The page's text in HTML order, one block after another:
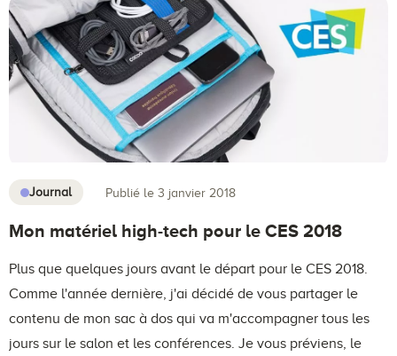
Journal Publié le 3 janvier 2018
Mon matériel high-tech pour le CES 2018
Plus que quelques jours avant le départ pour le CES 2018.
Comme l'année dernière, j'ai décidé de vous partager le
contenu de mon sac à dos qui va m'accompagner tous les
jours sur le salon et les conférences. Je vous préviens, le